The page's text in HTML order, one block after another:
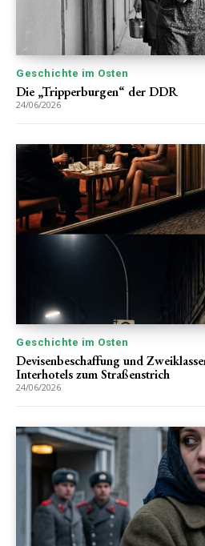
Geschichte im Osten
Die „Tripperburgen“ der DDR
24/06/2026
Geschichte im Osten
Devisenbeschaffung und
Interhotels zum Straßenstrich
24/06/2026